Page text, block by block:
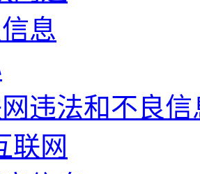
违法和不良